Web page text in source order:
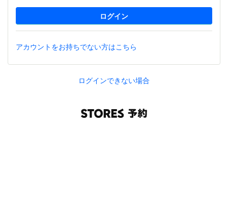
アカウントをお持ちでない方はこちら
ログインできない場合